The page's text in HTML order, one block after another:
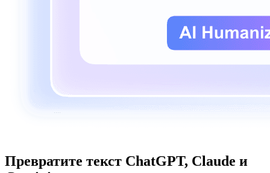
Превратите текст ChatGPT, Claude и